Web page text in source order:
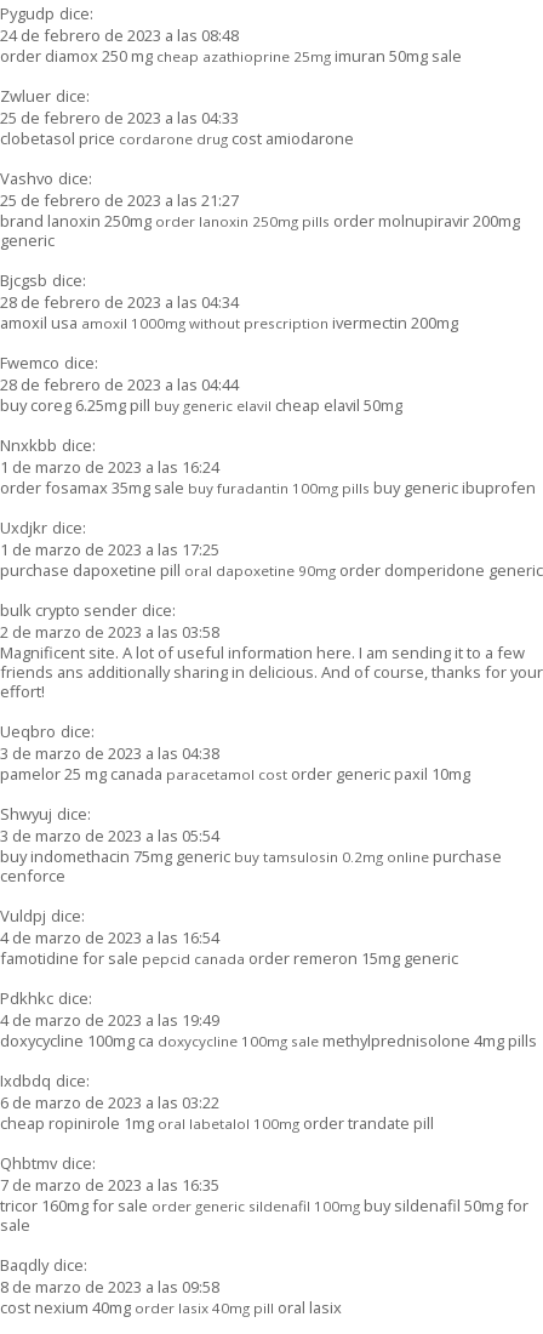
Pygudp dice:
24 de febrero de 2023 a las 08:48
order diamox 250 mg cheap azathioprine 25mg imuran 50mg sale
Zwluer dice:
25 de febrero de 2023 a las 04:33
clobetasol price cordarone drug cost amiodarone
Vashvo dice:
25 de febrero de 2023 a las 21:27
brand lanoxin 250mg order lanoxin 250mg pills order molnupiravir 200mg
generic
Bjcgsb dice:
28 de febrero de 2023 a las 04:34
amoxil usa amoxil 1000mg without prescription ivermectin 200mg
Fwemco dice:
28 de febrero de 2023 a las 04:44
buy coreg 6.25mg pill buy generic elavil cheap elavil 50mg
Nnxkbb dice:
1 de marzo de 2023 a las 16:24
order fosamax 35mg sale buy furadantin 100mg pills buy generic ibuprofen
Uxdjkr dice:
1 de marzo de 2023 a las 17:25
purchase dapoxetine pill oral dapoxetine 90mg order domperidone generic
bulk crypto sender dice:
2 de marzo de 2023 a las 03:58
Magnificent site. A lot of useful information here. I am sending it to a few
friends ans additionally sharing in delicious. And of course, thanks for your
effort!
Ueqbro dice:
3 de marzo de 2023 a las 04:38
pamelor 25 mg canada paracetamol cost order generic paxil 10mg
Shwyuj dice:
3 de marzo de 2023 a las 05:54
buy indomethacin 75mg generic buy tamsulosin 0.2mg online purchase
cenforce
Vuldpj dice:
4 de marzo de 2023 a las 16:54
famotidine for sale pepcid canada order remeron 15mg generic
Pdkhkc dice:
4 de marzo de 2023 a las 19:49
doxycycline 100mg ca doxycycline 100mg sale methylprednisolone 4mg pills
Ixdbdq dice:
6 de marzo de 2023 a las 03:22
cheap ropinirole 1mg oral labetalol 100mg order trandate pill
Qhbtmv dice:
7 de marzo de 2023 a las 16:35
tricor 160mg for sale order generic sildenafil 100mg buy sildenafil 50mg for
sale
Baqdly dice:
8 de marzo de 2023 a las 09:58
cost nexium 40mg order lasix 40mg pill oral lasix